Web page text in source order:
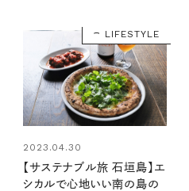
LIFESTYLE
2023.04.30
【サステナブル旅 石垣島】エ
シカルで心地いい南の島の